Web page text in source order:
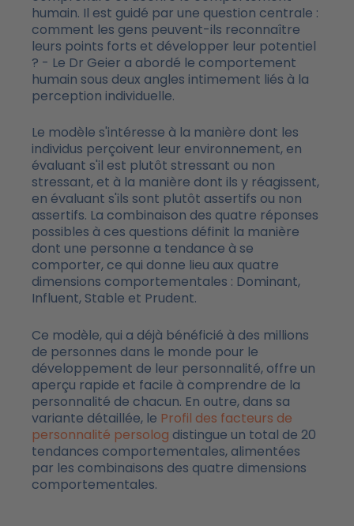
humain. Il est guidé par une question centrale :
comment les gens peuvent-ils reconnaître
leurs points forts et développer leur potentiel
? - Le Dr Geier a abordé le comportement
humain sous deux angles intimement liés à la
perception individuelle.
Le modèle s'intéresse à la manière dont les
individus perçoivent leur environnement, en
évaluant s'il est plutôt stressant ou non
stressant, et à la manière dont ils y réagissent,
en évaluant s'ils sont plutôt assertifs ou non
assertifs. La combinaison des quatre réponses
possibles à ces questions définit la manière
dont une personne a tendance à se
comporter, ce qui donne lieu aux quatre
dimensions comportementales : Dominant,
Influent, Stable et Prudent.
Ce modèle, qui a déjà bénéficié à des millions
de personnes dans le monde pour le
développement de leur personnalité, offre un
aperçu rapide et facile à comprendre de la
personnalité de chacun. En outre, dans sa
variante détaillée, le Profil des facteurs de
personnalité persolog distingue un total de 20
tendances comportementales, alimentées
par les combinaisons des quatre dimensions
comportementales.